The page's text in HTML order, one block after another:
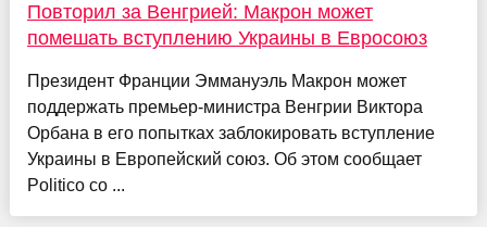
Повторил за Венгрией: Макрон может
помешать вступлению Украины в Евросоюз
Президент Франции Эммануэль Макрон может
поддержать премьер-министра Венгрии Виктора
Орбана в его попытках заблокировать вступление
Украины в Европейский союз. Об этом сообщает
Politico со ...